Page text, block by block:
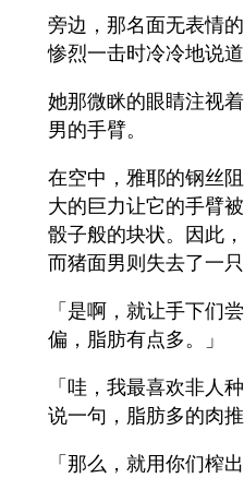
旁边，那名面无表情
惨烈一击时冷冷地说道
她那微眯的眼睛注视
男的手臂。
在空中，雅耶的钢丝
大的巨力让它的手臂
骰子般的块状。因此
而猪面男则失去了一
「是啊，就让手下们
偏，脂肪有点多。」
「哇，我最喜欢非人
说一句，脂肪多的肉
「那么，就用你们榨